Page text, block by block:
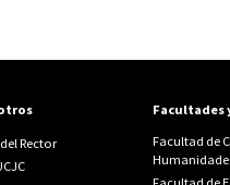
Rector
Facultades
Facultad de